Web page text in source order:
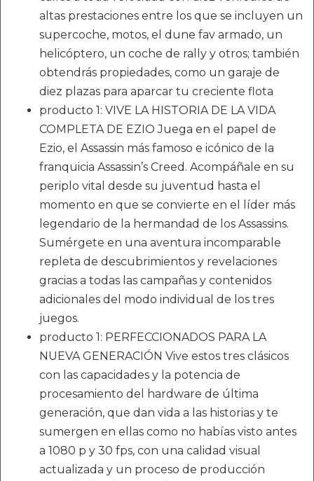
altas prestaciones entre los que se incluyen un
supercoche, motos, el dune fav armado, un
helicóptero, un coche de rally y otros; también
obtendrás propiedades, como un garaje de
diez plazas para aparcar tu creciente flota
producto 1: VIVE LA HISTORIA DE LA VIDA
COMPLETA DE EZIO Juega en el papel de
Ezio, el Assassin más famoso e icónico de la
franquicia Assassin’s Creed. Acompáñale en su
periplo vital desde su juventud hasta el
momento en que se convierte en el líder más
legendario de la hermandad de los Assassins.
Sumérgete en una aventura incomparable
repleta de descubrimientos y revelaciones
gracias a todas las campañas y contenidos
adicionales del modo individual de los tres
juegos.
producto 1: PERFECCIONADOS PARA LA
NUEVA GENERACIÓN Vive estos tres clásicos
con las capacidades y la potencia de
procesamiento del hardware de última
generación, que dan vida a las historias y te
sumergen en ellas como no habías visto antes
a 1080 p y 30 fps, con una calidad visual
actualizada y un proceso de producción